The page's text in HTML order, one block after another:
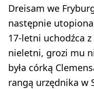
Dreisam we
następnie
17-letni uchodźca
nieletni, grozi mu
była córką
rangą urzędnika w